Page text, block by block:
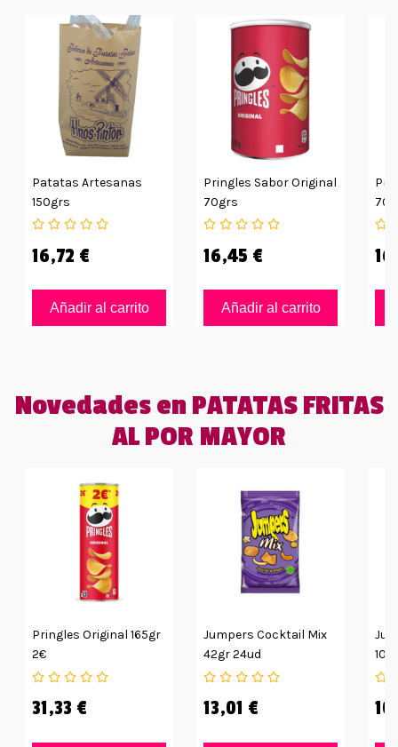
Patatas Artesanas
150grs
16,72 €
Añadir al carrito
Pringles Sabor Original
70grs
16,45 €
Añadir al carrito
Novedades en PATATAS FRITAS
AL POR MAYOR
Pringles Original 165gr
2€
31,33 €
Jumpers Cocktail Mix
42gr 24ud
13,01 €